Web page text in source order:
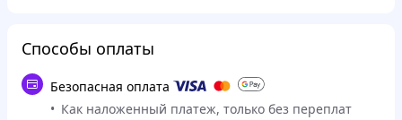
Способы оплаты
Безопасная оплата
Как наложенный платеж, только без переплат